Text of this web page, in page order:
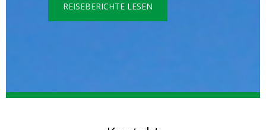
REISEBERICHTE LESEN